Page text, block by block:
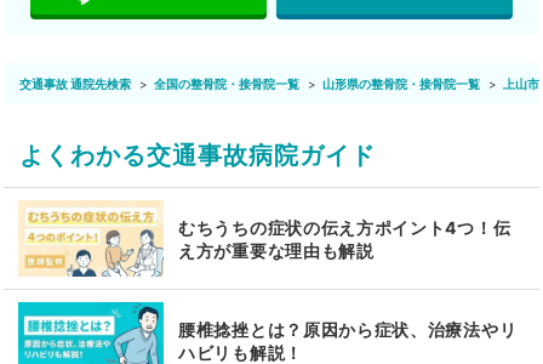
交通事故 通院先検索 全国の整骨院・接骨院一覧 山形県の整骨院・接骨院一覧 上山
よくわかる交通事故病院ガイド
むちうちの症状の伝え方ポイント4つ！伝
え方が重要な理由も解説
腰椎捻挫とは？原因から症状、治療法やリ
ハビリも解説！